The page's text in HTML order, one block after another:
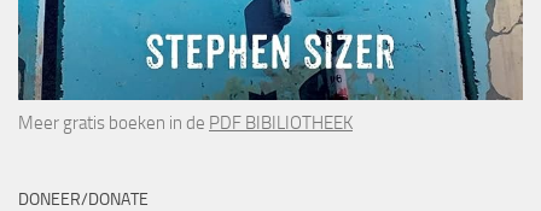
Meer gratis boeken in de PDF BIBILIOTHEEK
DONEER/DONATE